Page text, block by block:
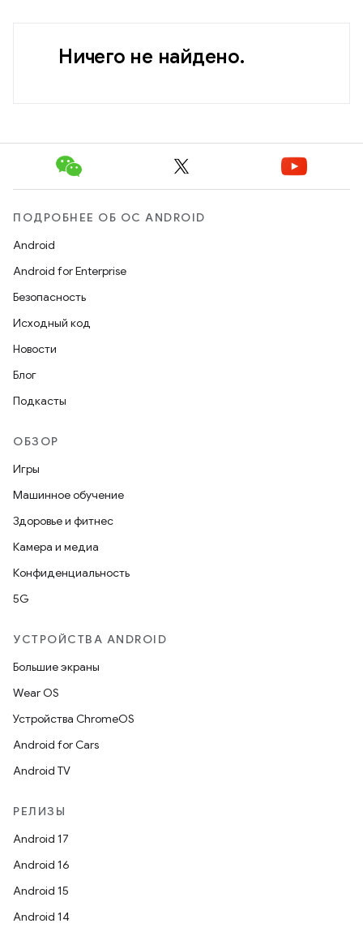
Ничего не найдено.
ПОДРОБНЕЕ ОБ ОС ANDROID
Android
Android for Enterprise
Безопасность
Исходный код
Новости
Блог
Подкасты
ОБЗОР
Игры
Машинное обучение
Здоровье и фитнес
Камера и медиа
Конфиденциальность
5G
УСТРОЙСТВА ANDROID
Большие экраны
Wear OS
Устройства ChromeOS
Android for Cars
Android TV
РЕЛИЗЫ
Android 17
Android 16
Android 15
Android 14